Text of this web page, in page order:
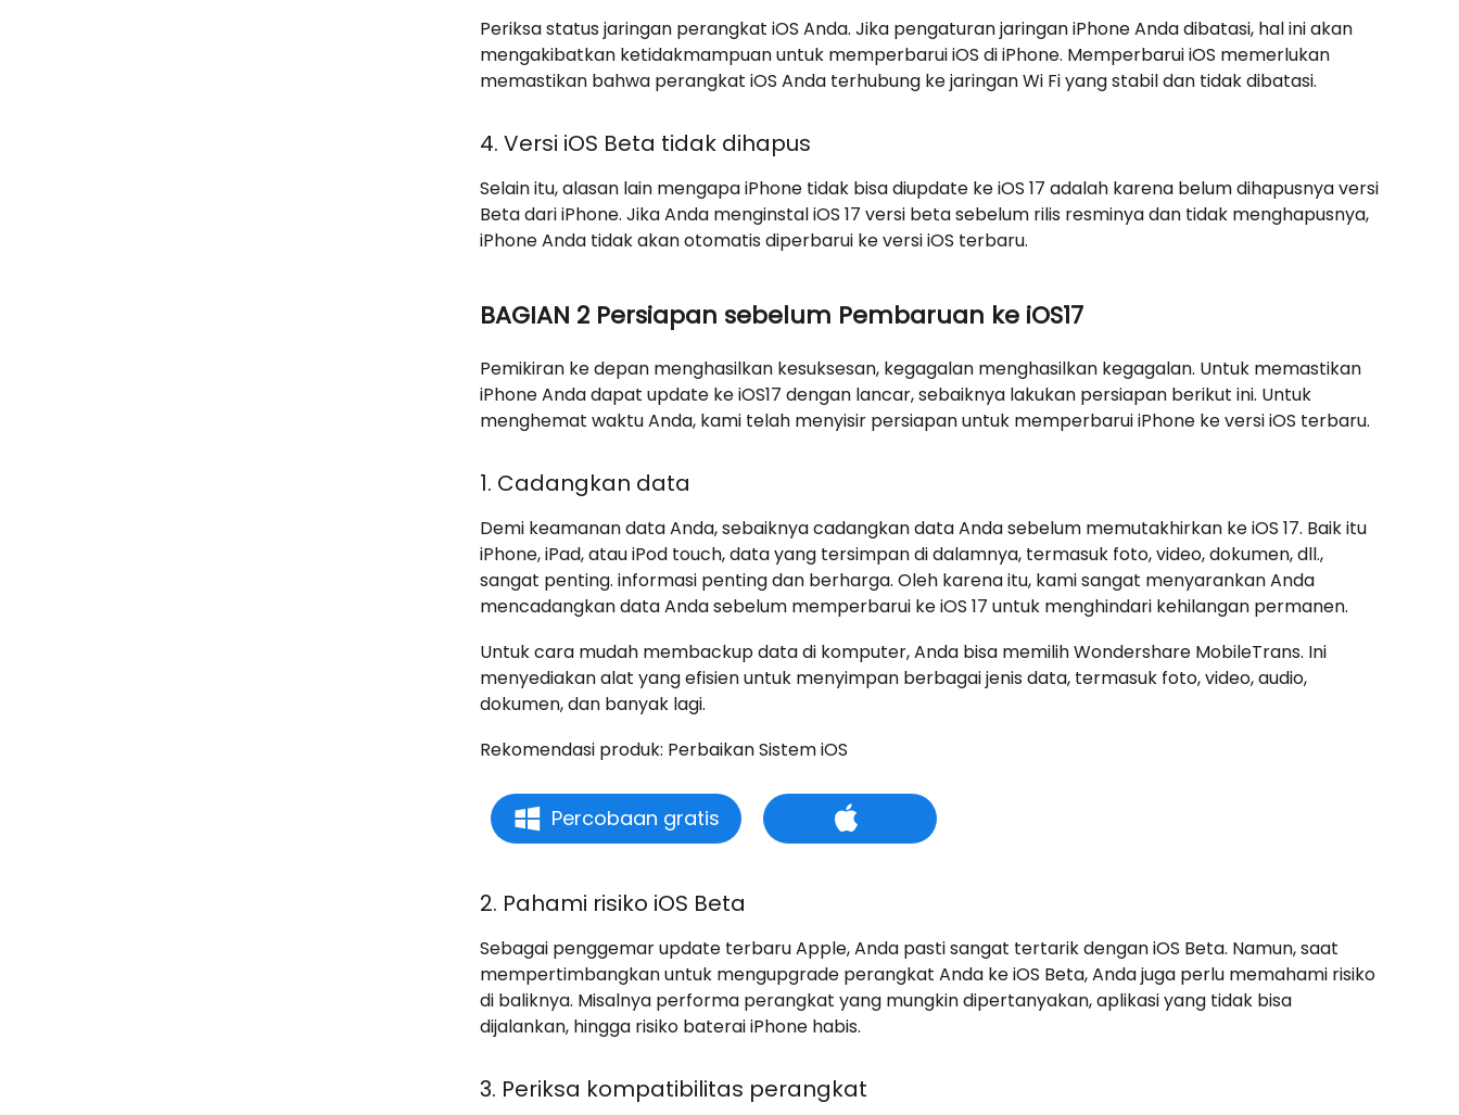
Periksa status jaringan perangkat iOS Anda. Jika pengaturan jaringan iPhone Anda dibatasi, hal ini akan
mengakibatkan ketidakmampuan untuk memperbarui iOS di iPhone. Memperbarui iOS memerlukan
memastikan bahwa perangkat iOS Anda terhubung ke jaringan Wi Fi yang stabil dan tidak dibatasi.
4. Versi iOS Beta tidak dihapus
Selain itu, alasan lain mengapa iPhone tidak bisa diupdate ke iOS 17 adalah karena belum dihapusnya versi
Beta dari iPhone. Jika Anda menginstal iOS 17 versi beta sebelum rilis resminya dan tidak menghapusnya,
iPhone Anda tidak akan otomatis diperbarui ke versi iOS terbaru.
BAGIAN 2 Persiapan sebelum Pembaruan ke iOS17
Pemikiran ke depan menghasilkan kesuksesan, kegagalan menghasilkan kegagalan. Untuk memastikan
iPhone Anda dapat update ke iOS17 dengan lancar, sebaiknya lakukan persiapan berikut ini. Untuk
menghemat waktu Anda, kami telah menyisir persiapan untuk memperbarui iPhone ke versi iOS terbaru.
1. Cadangkan data
Demi keamanan data Anda, sebaiknya cadangkan data Anda sebelum memutakhirkan ke iOS 17. Baik itu
iPhone, iPad, atau iPod touch, data yang tersimpan di dalamnya, termasuk foto, video, dokumen, dll.,
sangat penting. informasi penting dan berharga. Oleh karena itu, kami sangat menyarankan Anda
mencadangkan data Anda sebelum memperbarui ke iOS 17 untuk menghindari kehilangan permanen.
Untuk cara mudah membackup data di komputer, Anda bisa memilih Wondershare MobileTrans. Ini
menyediakan alat yang efisien untuk menyimpan berbagai jenis data, termasuk foto, video, audio,
dokumen, dan banyak lagi.
Rekomendasi produk: Perbaikan Sistem iOS
Percobaan gratis
2. Pahami risiko iOS Beta
Sebagai penggemar update terbaru Apple, Anda pasti sangat tertarik dengan iOS Beta. Namun, saat
mempertimbangkan untuk mengupgrade perangkat Anda ke iOS Beta, Anda juga perlu memahami risiko
di baliknya. Misalnya performa perangkat yang mungkin dipertanyakan, aplikasi yang tidak bisa
dijalankan, hingga risiko baterai iPhone habis.
3. Periksa kompatibilitas perangkat